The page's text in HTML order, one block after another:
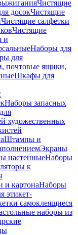
Чистящие
досокЧистящие
Чистящие салфетки
Чистящие
и
Наборы для
для
почтовые ящики,
Шкафы для
Наборы запасных
художественных
Штампы и
Экраны
настенныеНаборы
к
и картонаНаборы
этикет-
самоклеящиеся
наборы из